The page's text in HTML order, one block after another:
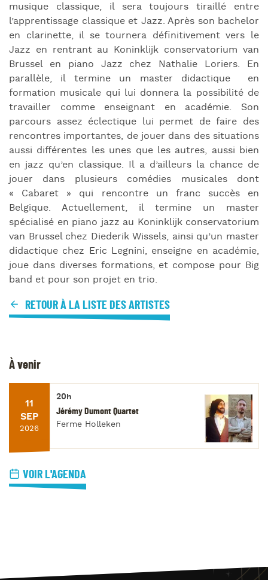
musique classique, il sera toujours tiraillé entre
l’apprentissage classique et Jazz. Après son bachelor
en clarinette, il se tournera définitivement vers le
Jazz en rentrant au Koninklijk conservatorium van
Brussel en piano Jazz chez Nathalie Loriers. En
parallèle, il termine un master didactique en
formation musicale qui lui donnera la possibilité de
travailler comme enseignant en académie. Son
parcours assez éclectique lui permet de faire des
rencontres importantes, de jouer dans des situations
aussi différentes les unes que les autres, aussi bien
en jazz qu’en classique. Il a d’ailleurs la chance de
jouer dans plusieurs comédies musicales dont
« Cabaret » qui rencontre un franc succès en
Belgique. Actuellement, il termine un master
spécialisé en piano jazz au Koninklijk conservatorium
van Brussel chez Diederik Wissels, ainsi qu’un master
didactique chez Eric Legnini, enseigne en académie,
joue dans diverses formations, et compose pour Big
band et pour son projet en trio.
RETOUR À LA LISTE DES ARTISTES
À venir
11
SEP
2026
20h
Jérémy Dumont Quartet
Ferme Holleken
VOIR L'AGENDA